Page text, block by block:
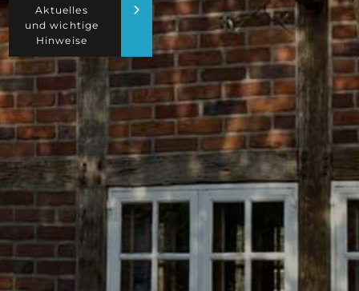
Aktuelles
und wichtige
Hinweise